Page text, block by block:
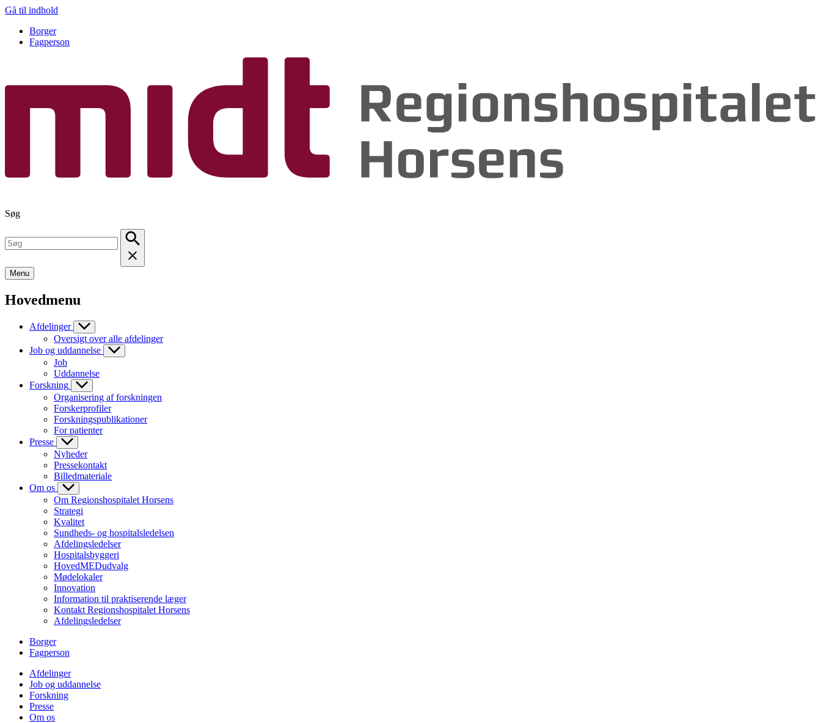
Gå til indhold
Borger
Fagperson
Søg
Menu
Hovedmenu
Afdelinger
Oversigt over alle afdelinger
Job og uddannelse
Job
Uddannelse
Forskning
Organisering af forskningen
Forskerprofiler
Forskningspublikationer
For patienter
Presse
Nyheder
Pressekontakt
Billedmateriale
Om os
Om Regionshospitalet Horsens
Strategi
Kvalitet
Sundheds- og hospitalsledelsen
Afdelingsledelser
Hospitalsbyggeri
HovedMEDudvalg
Mødelokaler
Innovation
Information til praktiserende læger
Kontakt Regionshospitalet Horsens
Afdelingsledelser
Borger
Fagperson
Afdelinger
Job og uddannelse
Forskning
Presse
Om os